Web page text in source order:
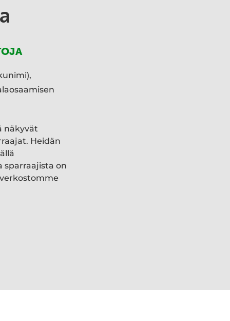
näkyvät
Heidän
sparraajista on